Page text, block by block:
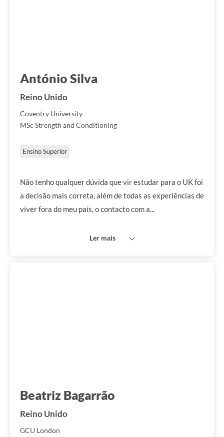
António Silva
Reino Unido
Coventry University
MSc Strength and Conditioning
Ensino Superior
Não tenho qualquer dúvida que vir estudar para o UK foi
a decisão mais correta, além de todas as experiências de
viver fora do meu país, o contacto com a...
Ler mais
Beatriz Bagarrão
Reino Unido
GCU London